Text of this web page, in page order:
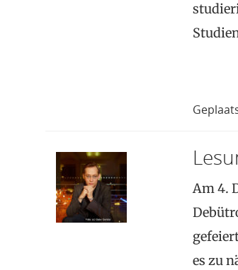
Am 4.
es zu